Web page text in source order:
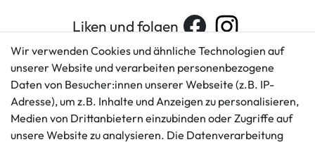
Liken und folgen
Kundenservice
+49 421 596586
Rechtliches
AGB
Impressum
Wir verwenden Cookies und ähnliche Technologien auf
unserer Website und verarbeiten personenbezogene
Daten von Besucher:innen unserer Webseite (z.B. IP-
Adresse), um z.B. Inhalte und Anzeigen zu personalisieren,
Medien von Drittanbietern einzubinden oder Zugriffe auf
unsere Website zu analysieren. Die Datenverarbeitung